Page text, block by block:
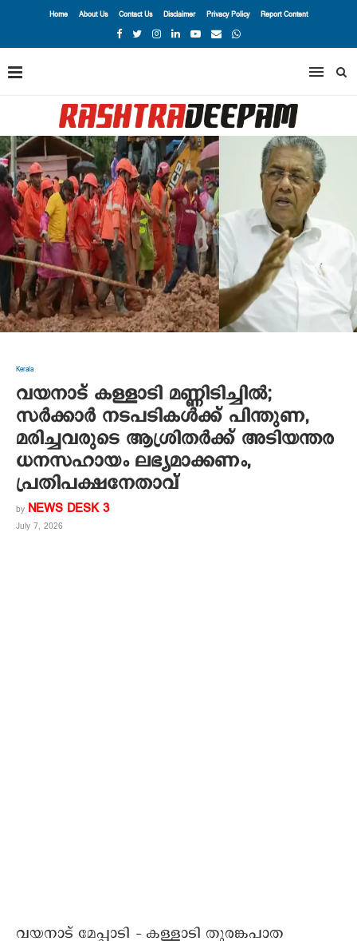
Home About Us Contact Us Disclaimer Privacy Policy Report Content
Kerala
വയനാട് കള്ളാടി മണ്ണിടിച്ചിൽ;
സർക്കാർ നടപടികൾക്ക് പിന്തുണ,
മരിച്ചവരുടെ ആശ്രിതര്‍ക്ക് അടിയന്തര
ധനസഹായം ലഭ്യമാക്കണം,
പ്രതിപക്ഷനേതാവ്
by NEWS DESK 3
July 7, 2026
വയനാട് മേപ്പാടി – കള്ളാടി തുരങ്കപാത